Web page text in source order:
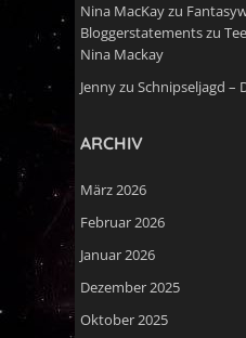
Nina MacKayzu
Bloggerstatements zu
Nina Mackay
Jennyzu Schnipseljagd –
ARCHIV
März 2026
Februar 2026
Januar 2026
Dezember 2025
Oktober 2025